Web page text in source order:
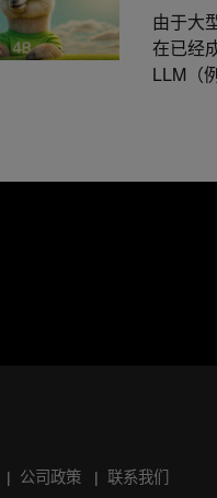
由于大
在已经
LLM（
公司政策 联系我们